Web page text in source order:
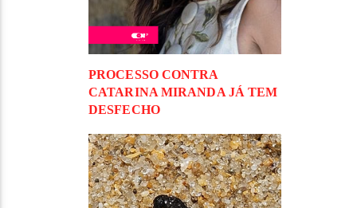
PROCESSO CONTRA
CATARINA MIRANDA JÁ TEM
DESFECHO